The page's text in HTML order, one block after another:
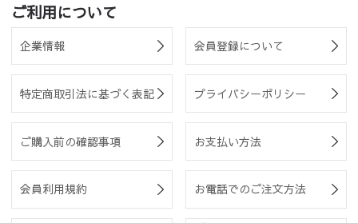
ご利用について
企業情報 会員登録について
特定商取引法に基づく表記 プライバシーポリシー
ご購入前の確認事項 お支払い方法
会員利用規約 お電話でのご注文方法